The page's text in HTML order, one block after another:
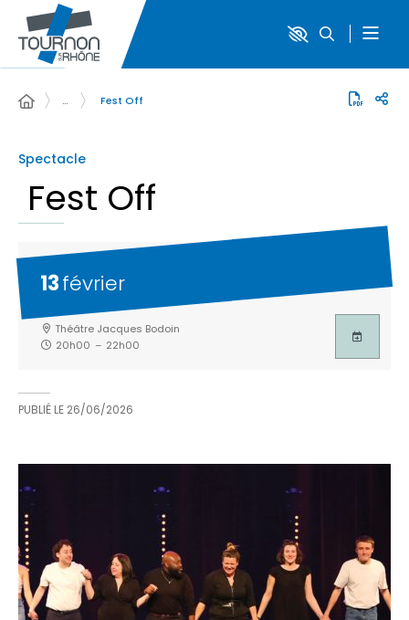
… Fest Off
Spectacle
Fest Off
13février
Théâtre Jacques Bodoin
20h00 – 22h00
PUBLIÉ LE 26/06/2026